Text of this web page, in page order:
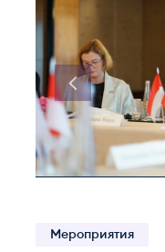
Мероприятия